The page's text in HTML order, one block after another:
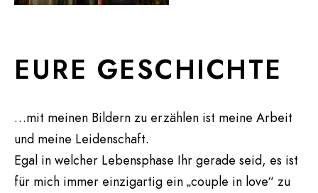
EURE GESCHICHTE
…mit meinen Bildern zu erzählen ist meine Arbeit
und meine Leidenschaft.
Egal in welcher Lebensphase Ihr gerade seid, es ist
für mich immer einzigartig ein „couple in love“ zu